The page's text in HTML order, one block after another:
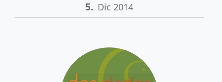
5. Dic 2014